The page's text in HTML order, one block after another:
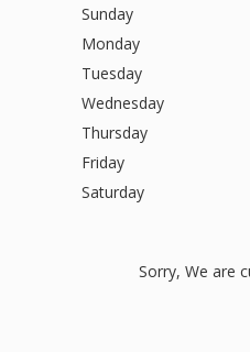
Sunday
Monday
Tuesday
Wednesday
Thursday
Friday
Saturday
Sorry, We are